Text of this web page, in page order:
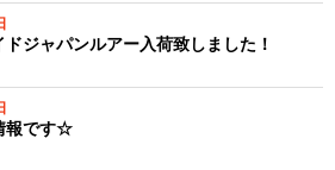
ジャパンルアー入荷致しました！
報です☆